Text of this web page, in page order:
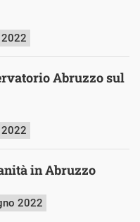
2022
Abruzzo sul
2022
in Abruzzo
2022